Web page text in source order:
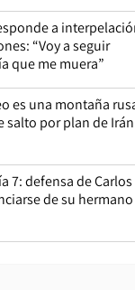
a
“Voy a seguir
que me muera”
es una montaña
salto por plan de Irán
7: defensa de Carlos
de su hermano